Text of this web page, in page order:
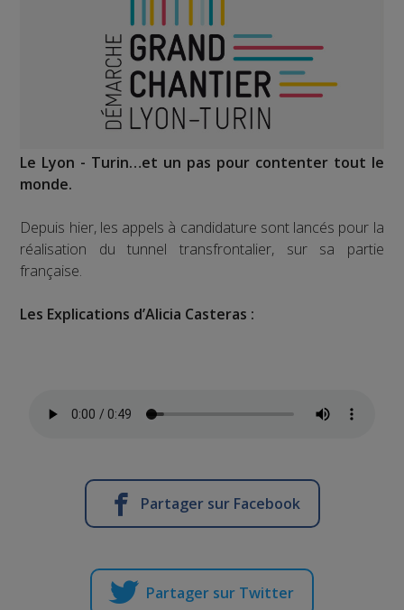
Le Lyon - Turin…et un pas pour contenter tout le
monde.
Depuis hier, les appels à candidature sont lancés pour la
réalisation du tunnel transfrontalier, sur sa partie
française.
Les Explications d’Alicia Casteras :
Partager sur Facebook
Partager sur Twitter